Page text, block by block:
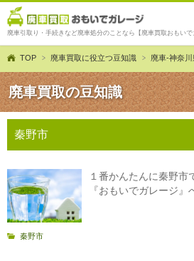
廃車引取り・手続きなど廃車処分のことなら【廃車買取おもいで
TOP 廃車買取に役立つ豆知識 廃車-神奈川
廃車買取の豆知識
秦野市
１番かんたんに秦野市
『おもいでガレージ』
秦野市